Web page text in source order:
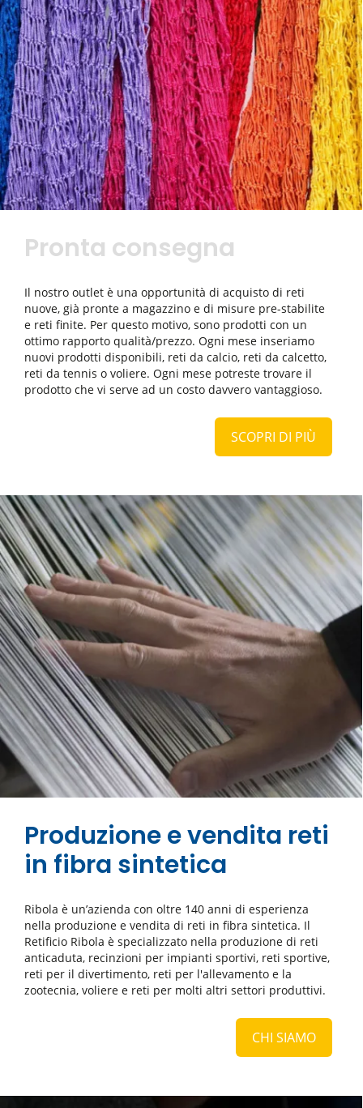
Pronta consegna
Il nostro outlet è una opportunità di acquisto di reti
nuove, già pronte a magazzino e di misure pre-stabilite
e reti finite. Per questo motivo, sono prodotti con un
ottimo rapporto qualità/prezzo. Ogni mese inseriamo
nuovi prodotti disponibili, reti da calcio, reti da calcetto,
reti da tennis o voliere. Ogni mese potreste trovare il
prodotto che vi serve ad un costo davvero vantaggioso.
SCOPRI DI PIÙ
Produzione e vendita reti
in fibra sintetica
Ribola è un’azienda con oltre 140 anni di esperienza
nella produzione e vendita di reti in fibra sintetica. Il
Retificio Ribola è specializzato nella produzione di reti
anticaduta, recinzioni per impianti sportivi, reti sportive,
reti per il divertimento, reti per l'allevamento e la
zootecnia, voliere e reti per molti altri settori produttivi.
CHI SIAMO